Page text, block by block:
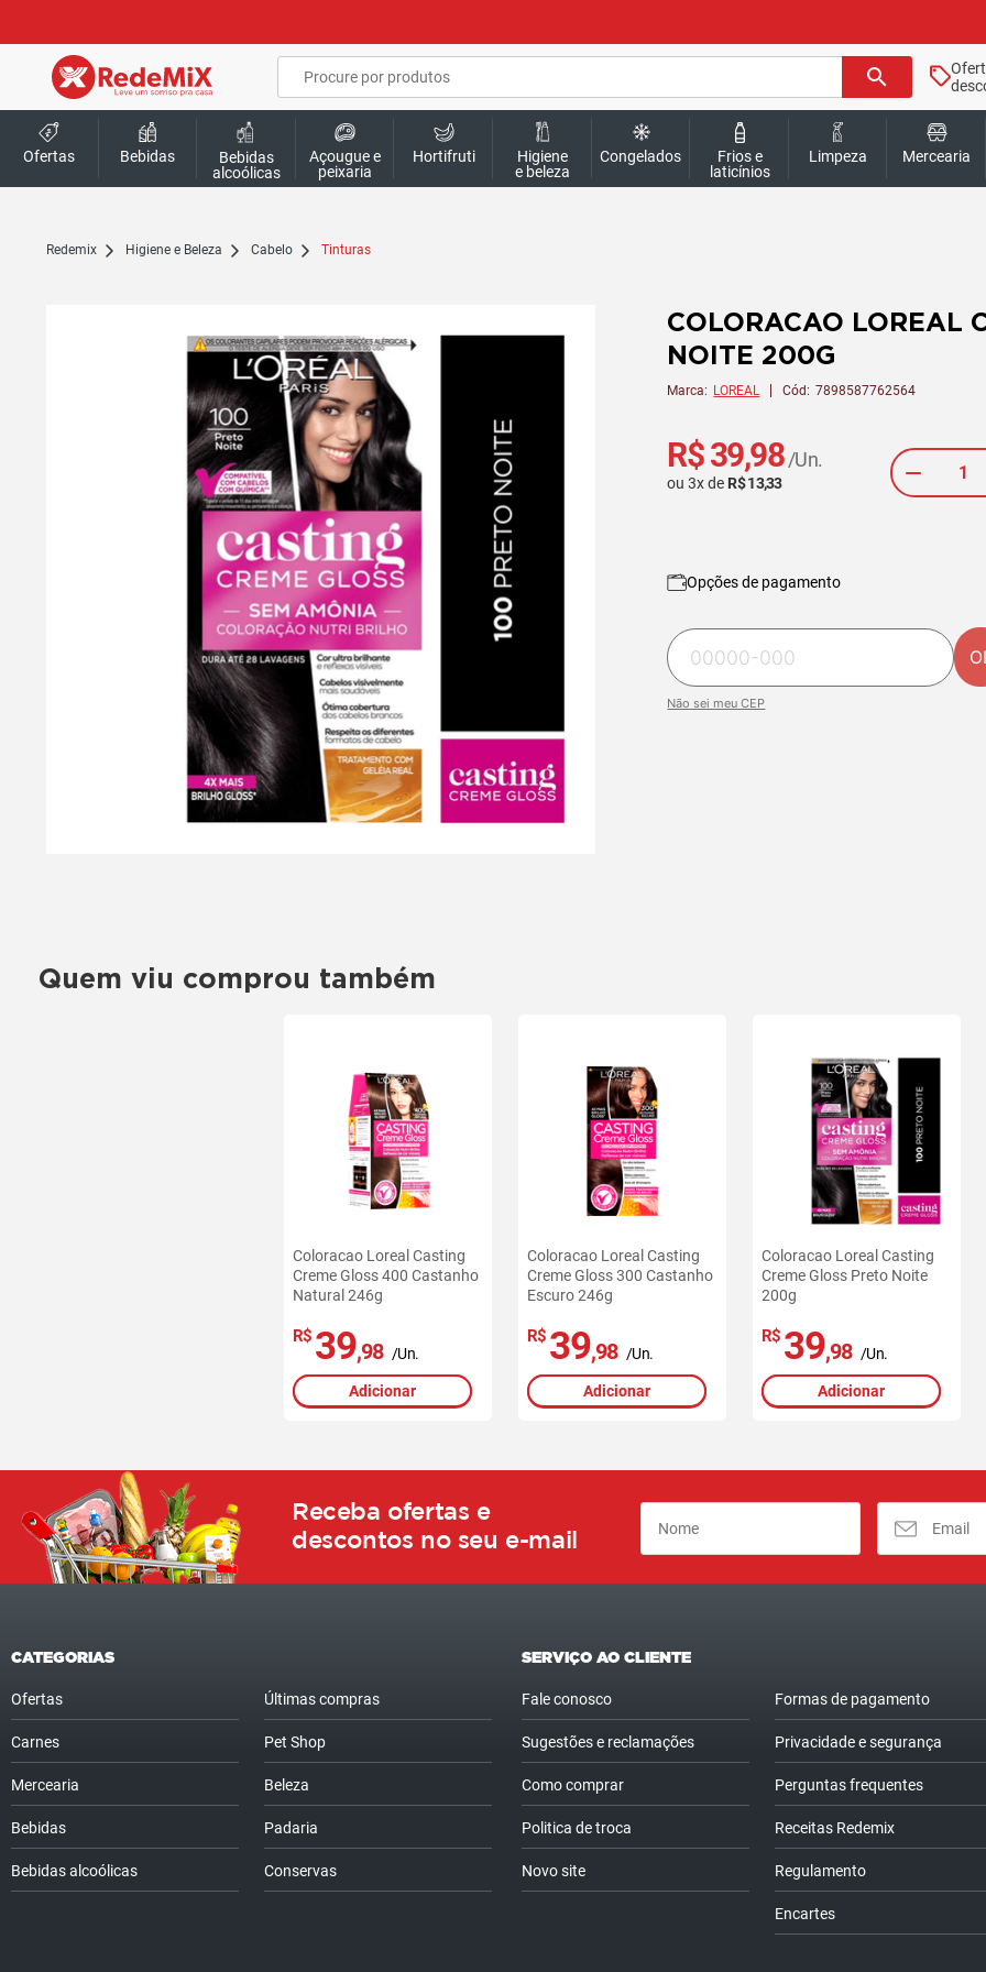
search
Ofertas Bebidas
Bebidas
alcoólicas
Açougue e
peixaria
Hortifruti
Higiene
e beleza
Congelados
Frios e
laticínios
Limpeza Mercearia
redemix Higiene e Beleza Cabelo Tinturas
COLORACAO LOREAL
NOITE 200G
Marca: LOREAL Cód: 7898587762564
R$ 39,98 /Un.
ou3x de R$ 13,33
Opções de pagamento
Não sei meu CEP
Quem viu comprou também
Coloracao Loreal Casting
Creme Gloss 400 Castanho
Natural 246g
R$ 39,98 /Un.
Adicionar
Coloracao Loreal Casting
Creme Gloss 300 Castanho
Escuro 246g
R$ 39,98 /Un.
Adicionar
Coloracao Loreal Casting
Creme Gloss Preto Noite
200g
R$ 39,98 /Un.
Adicionar
Receba ofertas e
descontos no seu e-mail
CATEGORIAS
Ofertas
Carnes
Mercearia
Bebidas
Bebidas alcoólicas
Últimas compras
Pet Shop
Beleza
Padaria
Conservas
SERVIÇO AO CLIENTE
Fale conosco
Sugestões e reclamações
Como comprar
Politica de troca
Novo site
Formas de pagamento
Privacidade e segurança
Perguntas frequentes
Receitas Redemix
Regulamento
Encartes